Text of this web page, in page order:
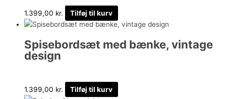
1.399,00 kr. Tilføj til kurv
Spisebordsæt med bænke, vintage
design
1.399,00 kr. Tilføj til kurv